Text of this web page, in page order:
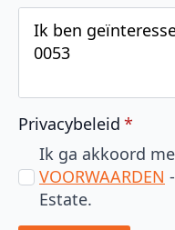
Privacybeleid *
Ik ga akkoord
VOORWAARDEN
Estate.